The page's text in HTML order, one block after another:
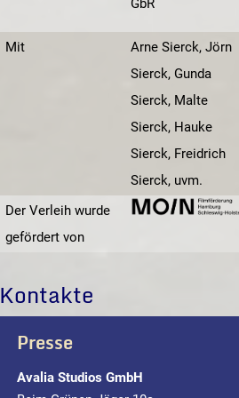
GbR
Mit
Arne Sierck, Jörn
Sierck, Gunda
Sierck, Malte
Sierck, Hauke
Sierck, Freidrich
Sierck, uvm.
Der Verleih wurde
gefördert von
Kontakte
Presse
Avalia Studios GmbH